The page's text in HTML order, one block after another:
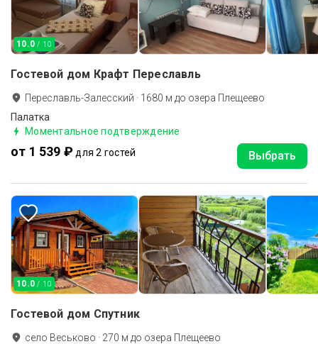
10.0 / 10
Гостевой дом Крафт Переславль
Переславль-Залесский · 1680 м до озера Плещеево
Палатка
Моментальное подтверждение
от 1 539 ₽ для 2 гостей Выбрать
10.0 / 10
Гостевой дом Спутник
село Веськово · 270 м до озера Плещеево